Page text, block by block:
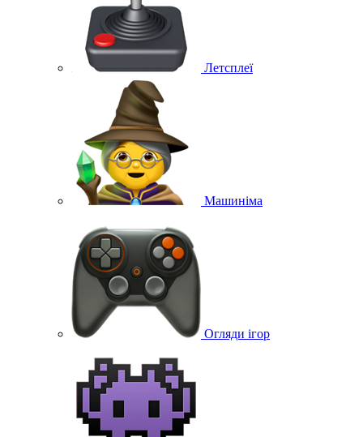
Летсплеї
Машиніма
Огляди ігор